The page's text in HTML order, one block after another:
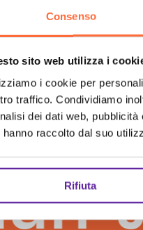
Consenso
sito web utilizza i
i cookie per
traffico. Condividiamo
dei dati web,
hanno raccolto dal suo
Rifiuta